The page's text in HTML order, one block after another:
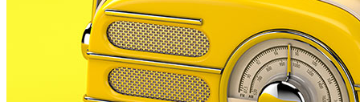
número 2 serà Susanna Pla i el 3 l’actual portaveu del
partit a l’Ajuntament Jordi Pedemonte.
La mitjana d’edat de la llista electoral dels
republicans és de 44 anys, on el candidat més gran té